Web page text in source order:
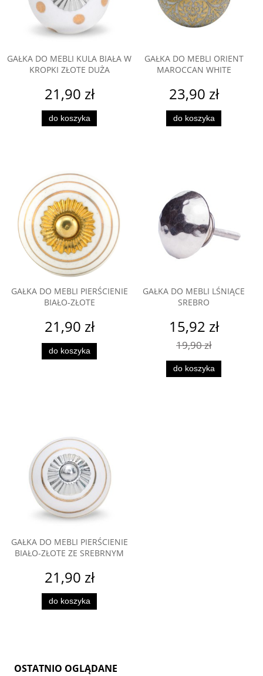
GAŁKA DO MEBLI KULA BIAŁA W
KROPKI ZŁOTE DUŻA
21,90 zł
do koszyka
GAŁKA DO MEBLI ORIENT
MAROCCAN WHITE
23,90 zł
do koszyka
GAŁKA DO MEBLI PIERŚCIENIE
BIAŁO-ZŁOTE
21,90 zł
do koszyka
GAŁKA DO MEBLI LŚNIĄCE
SREBRO
15,92 zł
19,90 zł
do koszyka
GAŁKA DO MEBLI PIERŚCIENIE
BIAŁO-ZŁOTE ZE SREBRNYM
21,90 zł
do koszyka
OSTATNIO OGLĄDANE